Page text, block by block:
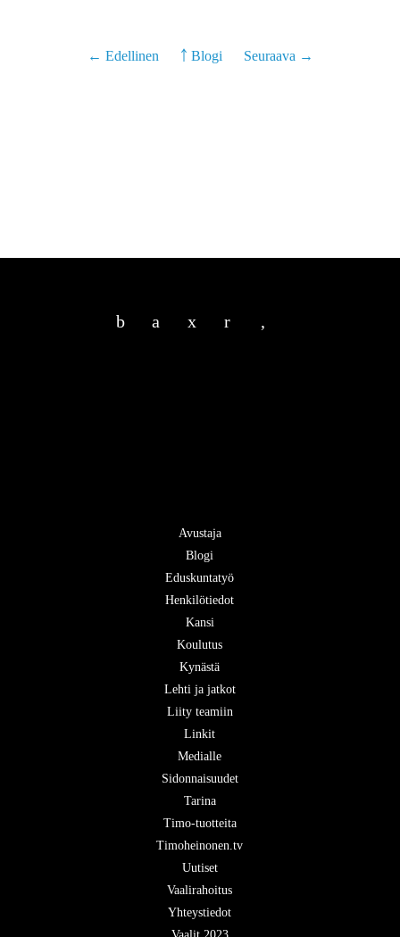
← Edellinen ￪ Blogi Seuraava →
b a x r ,
Avustaja
Blogi
Eduskuntatyö
Henkilötiedot
Kansi
Koulutus
Kynästä
Lehti ja jatkot
Liity teamiin
Linkit
Medialle
Sidonnaisuudet
Tarina
Timo-tuotteita
Timoheinonen.tv
Uutiset
Vaalirahoitus
Yhteystiedot